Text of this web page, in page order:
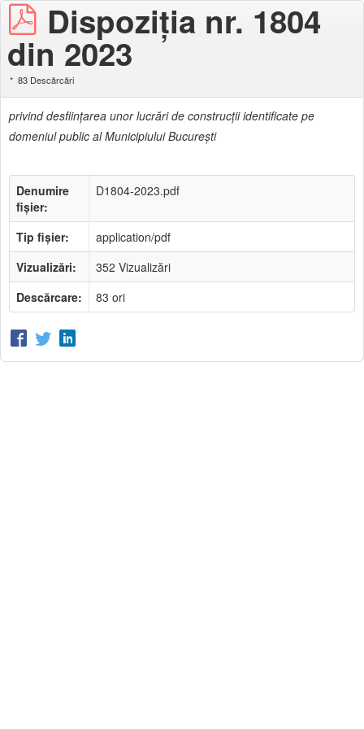
Dispoziţia nr. 1804
din 2023
83 Descărcări
privind desfiinţarea unor lucrări de construcţii identificate pe
domeniul public al Municipiului Bucureşti
Denumire
fișier:
D1804-2023.pdf
Tip fișier:
application/pdf
Vizualizări:
352 Vizualizări
Descărcare:
83 ori